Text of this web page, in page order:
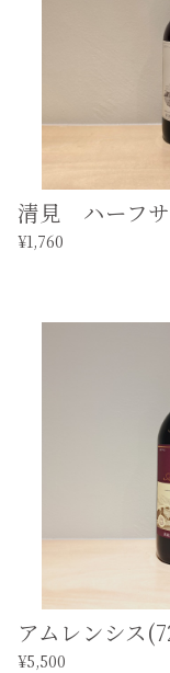
清見 ハーフ
¥1,760
アムレンシス
¥5,500